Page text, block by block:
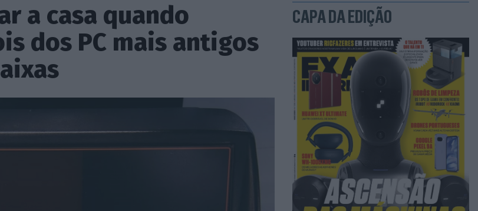
a casa quando
dos PC mais antigos
CAPA DA EDIÇÃO